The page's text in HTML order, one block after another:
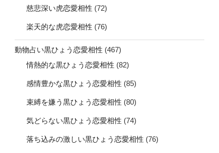
慈悲深い虎恋愛相性 (72)
楽天的な虎恋愛相性 (76)
動物占い黒ひょう恋愛相性 (467)
情熱的な黒ひょう恋愛相性 (82)
感情豊かな黒ひょう恋愛相性 (85)
束縛を嫌う黒ひょう恋愛相性 (80)
気どらない黒ひょう恋愛相性 (74)
落ち込みの激しい黒ひょう恋愛相性 (76)